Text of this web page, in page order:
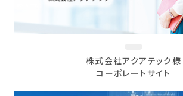
株式会社アクアテック様
コーポレートサイト